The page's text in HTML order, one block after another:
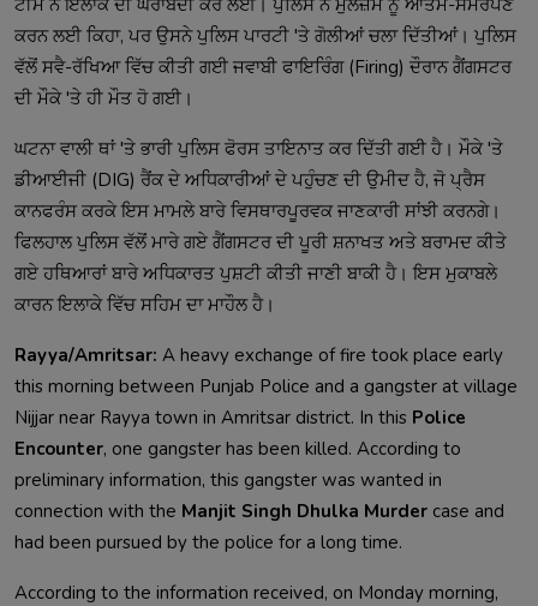
ਕਰਨ ਲਈ ਕਿਹਾ, ਪਰ ਉਸਨੇ ਪੁਲਿਸ ਪਾਰਟੀ 'ਤੇ ਗੋਲੀਆਂ ਚਲਾ ਦਿੱਤੀਆਂ। ਪੁਲਿਸ
ਵੱਲੋਂ ਸਵੈ-ਰੱਖਿਆ ਵਿੱਚ ਕੀਤੀ ਗਈ ਜਵਾਬੀ ਫਾਇਰਿੰਗ (Firing) ਦੌਰਾਨ ਗੈਂਗਸਟਰ
ਦੀ ਮੌਕੇ 'ਤੇ ਹੀ ਮੌਤ ਹੋ ਗਈ।
ਘਟਨਾ ਵਾਲੀ ਥਾਂ 'ਤੇ ਭਾਰੀ ਪੁਲਿਸ ਫੋਰਸ ਤਾਇਨਾਤ ਕਰ ਦਿੱਤੀ ਗਈ ਹੈ। ਮੌਕੇ 'ਤੇ
ਡੀਆਈਜੀ (DIG) ਰੈਂਕ ਦੇ ਅਧਿਕਾਰੀਆਂ ਦੇ ਪਹੁੰਚਣ ਦੀ ਉਮੀਦ ਹੈ, ਜੋ ਪ੍ਰੈਸ
ਕਾਨਫਰੰਸ ਕਰਕੇ ਇਸ ਮਾਮਲੇ ਬਾਰੇ ਵਿਸਥਾਰਪੂਰਵਕ ਜਾਣਕਾਰੀ ਸਾਂਝੀ ਕਰਨਗੇ।
ਫਿਲਹਾਲ ਪੁਲਿਸ ਵੱਲੋਂ ਮਾਰੇ ਗਏ ਗੈਂਗਸਟਰ ਦੀ ਪੂਰੀ ਸ਼ਨਾਖਤ ਅਤੇ ਬਰਾਮਦ ਕੀਤੇ
ਗਏ ਹਥਿਆਰਾਂ ਬਾਰੇ ਅਧਿਕਾਰਤ ਪੁਸ਼ਟੀ ਕੀਤੀ ਜਾਣੀ ਬਾਕੀ ਹੈ। ਇਸ ਮੁਕਾਬਲੇ
ਕਾਰਨ ਇਲਾਕੇ ਵਿੱਚ ਸਹਿਮ ਦਾ ਮਾਹੌਲ ਹੈ।
Rayya/Amritsar: A heavy exchange of fire took place early
this morning between Punjab Police and a gangster at village
Nijjar near Rayya town in Amritsar district. In this Police
Encounter, one gangster has been killed. According to
preliminary information, this gangster was wanted in
connection with the Manjit Singh Dhulka Murder case and
had been pursued by the police for a long time.
According to the information received, on Monday morning,